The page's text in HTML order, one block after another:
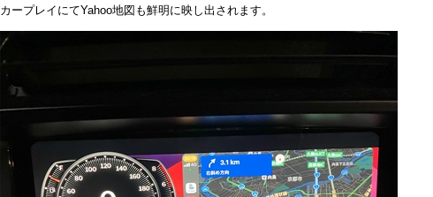
カープレイにてYahoo地図も鮮明に映し出されます。